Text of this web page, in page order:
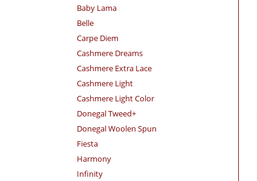
Baby Lama
Belle
Carpe Diem
Cashmere Dreams
Cashmere Extra Lace
Cashmere Light
Cashmere Light Color
Donegal Tweed+
Donegal Woolen Spun
Fiesta
Harmony
Infinity